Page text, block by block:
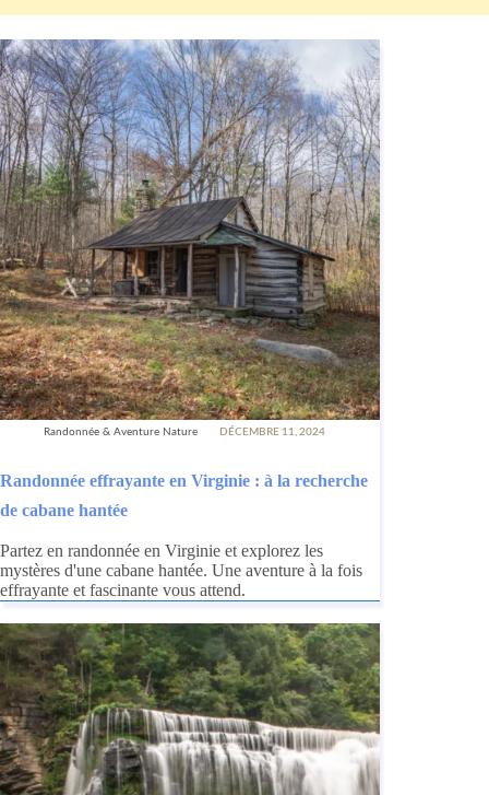
Randonnée & Aventure Nature DÉCEMBRE 11, 2024
Randonnée effrayante en Virginie : à la recherche
de cabane hantée
Partez en randonnée en Virginie et explorez les
mystères d'une cabane hantée. Une aventure à la fois
effrayante et fascinante vous attend.